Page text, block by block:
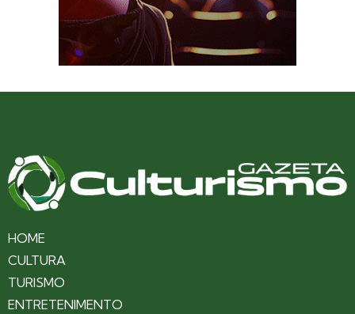
HOME
CULTURA
TURISMO
ENTRETENIMENTO